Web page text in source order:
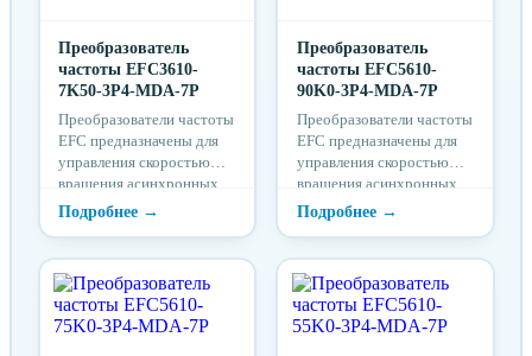
Преобразователь
частоты EFC3610-
7K50-3P4-MDA-7P
Преобразователи частоты
EFC предназначены для
управления скоростью
вращения асинхронных
электродвигателей
посредством изменения
напряжения в системах
вентиляции и
кондиционирования, в
насосных станциях.
Преобразователь
частоты EFC5610-
90K0-3P4-MDA-7P
Преобразователи частоты
EFC предназначены для
управления скоростью
вращения асинхронных
электродвигателей
посредством изменения
напряжения в системах
вентиляции и
кондиционирования, в
насосных станциях.